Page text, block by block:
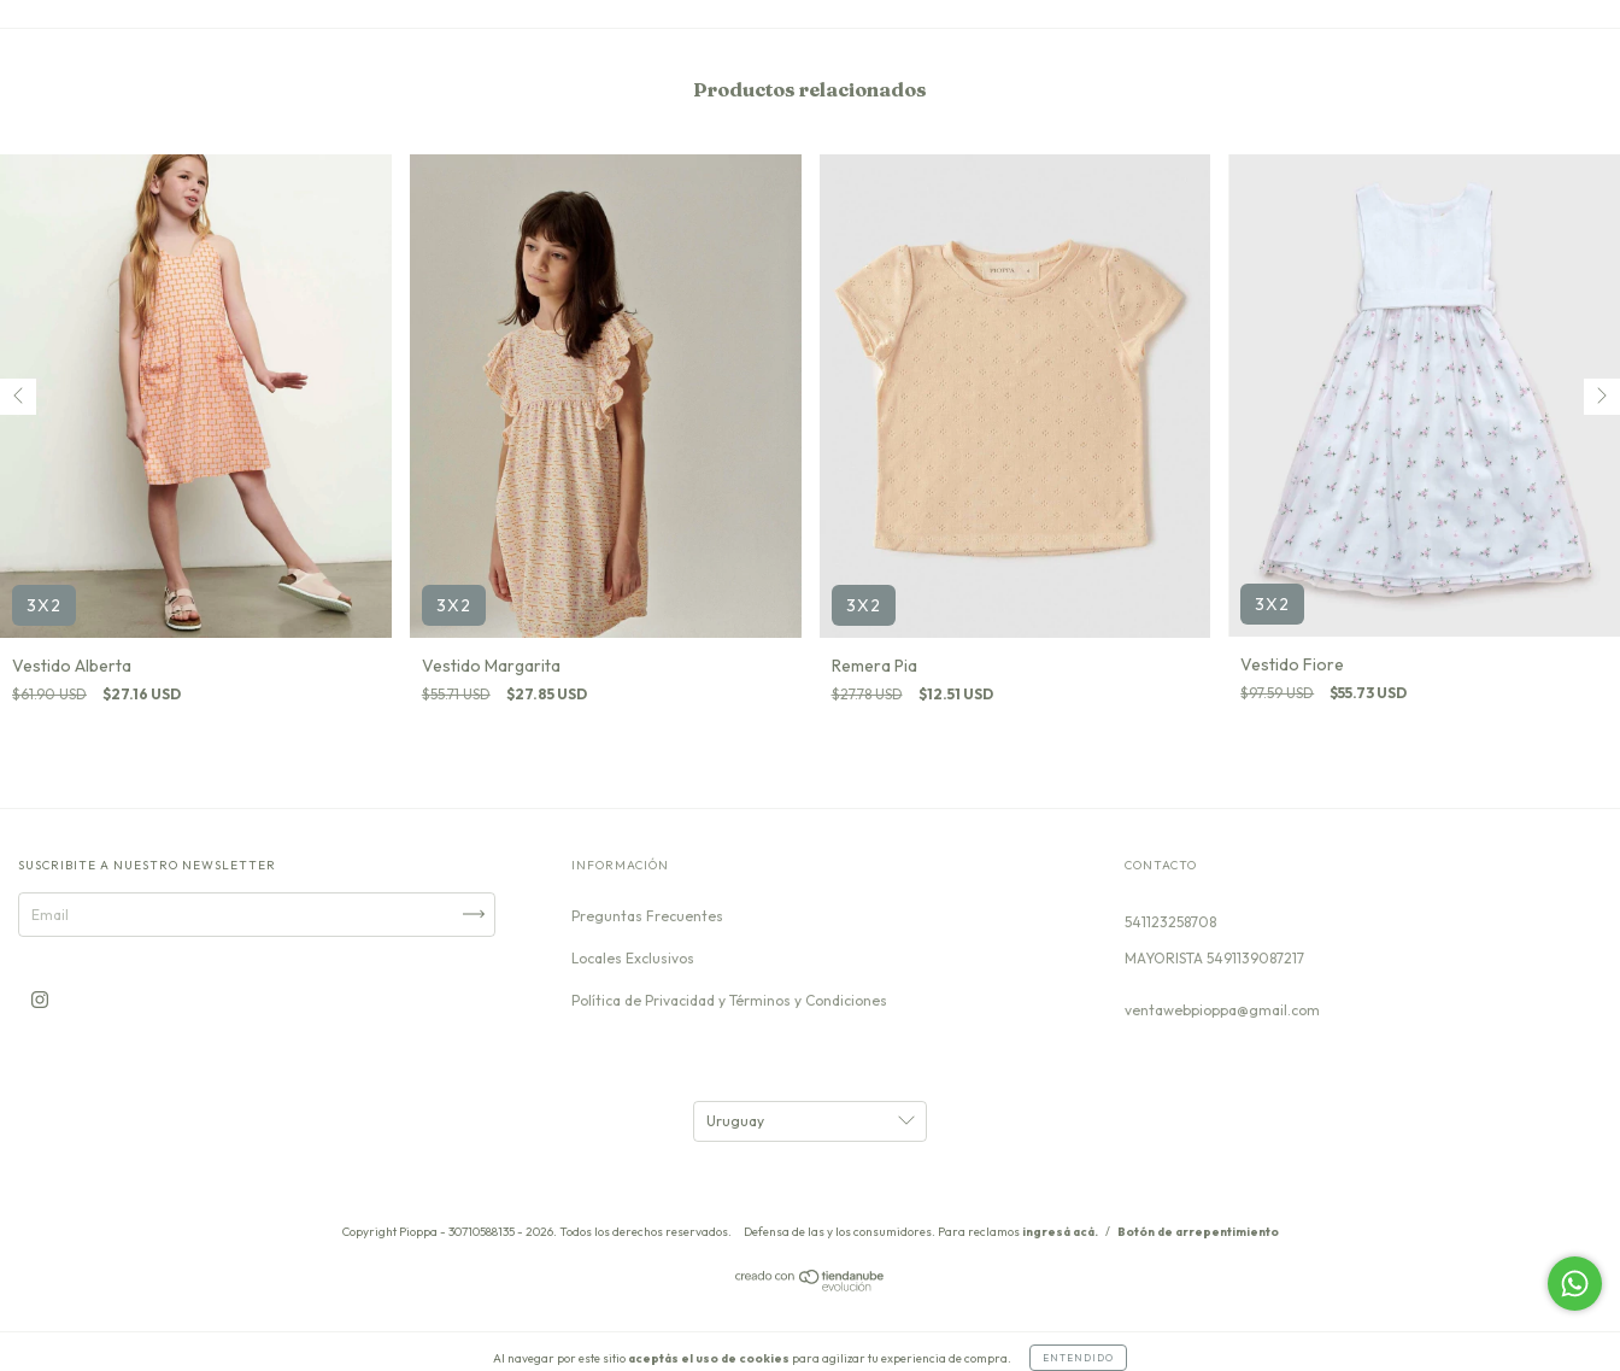
Al navegar por este sitio aceptás el uso de cookies para agilizar tu experiencia de compra. ENTENDIDO
Productos relacionados
3X2
Vestido Alberta
$61.90 USD $27.16 USD
3X2
Vestido Margarita
$55.71 USD $27.85 USD
3X2
Remera Pia
$27.78 USD $12.51 USD
3X2
Vestido Fiore
$97.59 USD $55.73 USD
SUSCRIBITE A NUESTRO NEWSLETTER INFORMACIÓN
Preguntas Frecuentes
Locales Exclusivos
Política de Privacidad y Términos y Condiciones
CONTACTO
541123258708
ventawebpioppa@gmail.com
Copyright Pioppa - 30710588135 - 2026. Todos los derechos reservados. Defensa de las y los consumidores. Para reclamos ingresá acá. / Botón de arrepentimiento